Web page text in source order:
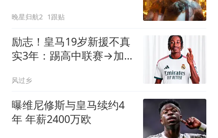
圣诞夫人
晚星归航2 1跟贴
励志！皇马19岁新援不真
实3年：踢高中联赛→加
风过乡
曝维尼修斯与皇马续约4
年 年薪2400万欧